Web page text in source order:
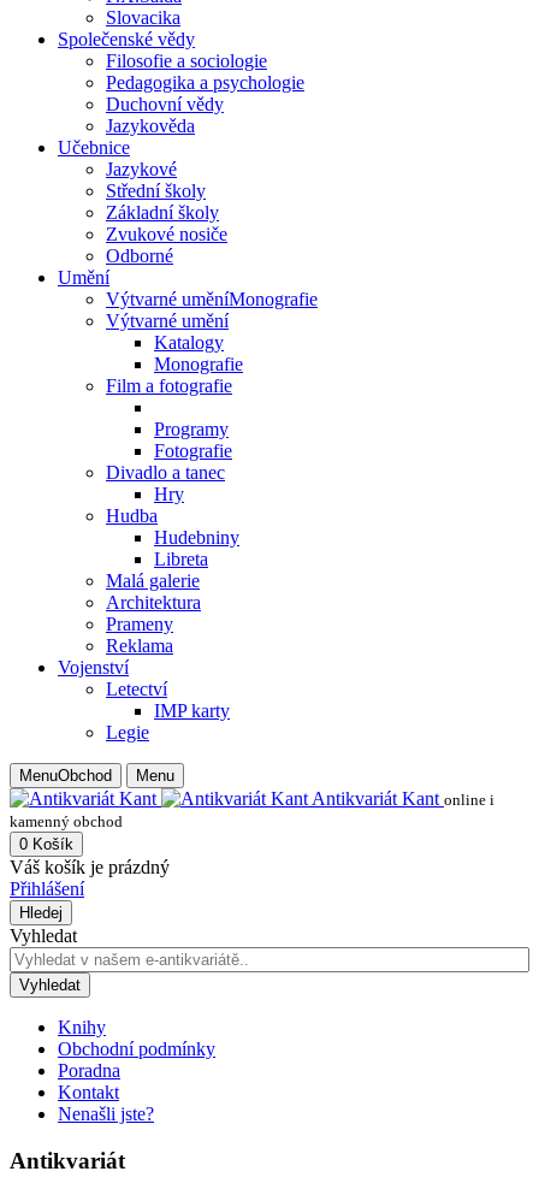
Slovacika
Společenské vědy
Filosofie a sociologie
Pedagogika a psychologie
Duchovní vědy
Jazykověda
Učebnice
Jazykové
Střední školy
Základní školy
Zvukové nosiče
Odborné
Umění
Výtvarné uměníMonografie
Výtvarné umění
Katalogy
Monografie
Film a fotografie
Programy
Fotografie
Divadlo a tanec
Hry
Hudba
Hudebniny
Libreta
Malá galerie
Architektura
Prameny
Reklama
Vojenství
Letectví
IMP karty
Legie
MenuObchod Menu
Antikvariát Kant online i
kamenný obchod
0 Košík
Váš košík je prázdný
Přihlášení
Hledej
Vyhledat
Vyhledat
Knihy
Obchodní podmínky
Poradna
Kontakt
Nenašli jste?
Antikvariát